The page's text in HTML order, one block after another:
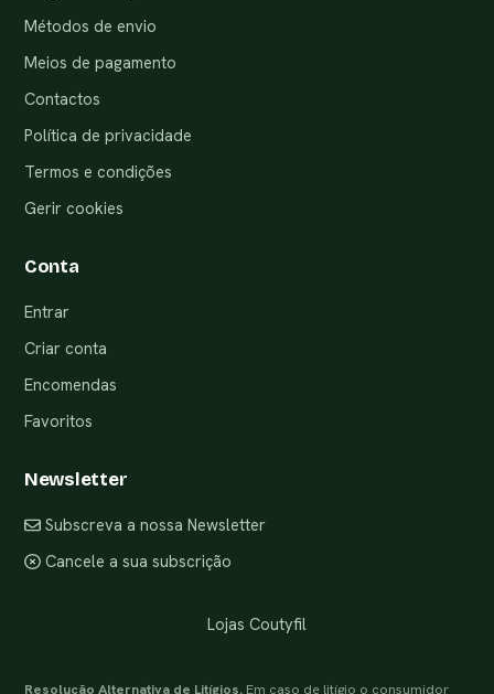
Métodos de envio
Meios de pagamento
Contactos
Política de privacidade
Termos e condições
Gerir cookies
Conta
Entrar
Criar conta
Encomendas
Favoritos
Newsletter
Subscreva a nossa Newsletter
Cancele a sua subscrição
Lojas Coutyfil
Resolução Alternativa de Litígios. Em caso de litígio o consumidor